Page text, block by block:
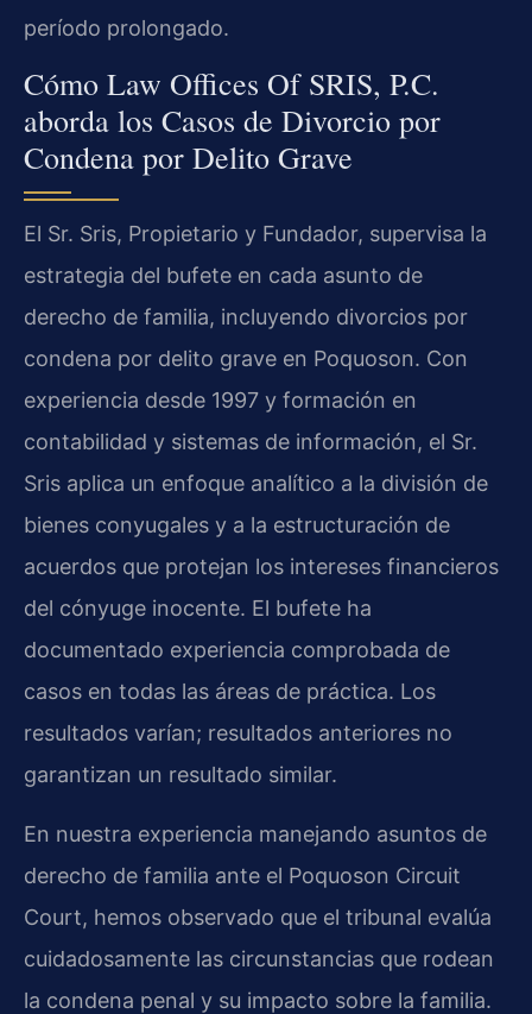
período prolongado.
Cómo Law Offices Of SRIS, P.C.
aborda los Casos de Divorcio por
Condena por Delito Grave
El Sr. Sris, Propietario y Fundador, supervisa la
estrategia del bufete en cada asunto de
derecho de familia, incluyendo divorcios por
condena por delito grave en Poquoson. Con
experiencia desde 1997 y formación en
contabilidad y sistemas de información, el Sr.
Sris aplica un enfoque analítico a la división de
bienes conyugales y a la estructuración de
acuerdos que protejan los intereses financieros
del cónyuge inocente. El bufete ha
documentado experiencia comprobada de
casos en todas las áreas de práctica. Los
resultados varían; resultados anteriores no
garantizan un resultado similar.
En nuestra experiencia manejando asuntos de
derecho de familia ante el Poquoson Circuit
Court, hemos observado que el tribunal evalúa
cuidadosamente las circunstancias que rodean
la condena penal y su impacto sobre la familia.